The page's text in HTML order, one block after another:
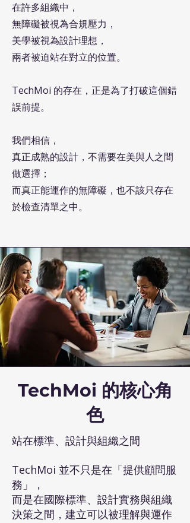
在許多組織中，
無障礙被視為合規壓力，
美學被視為設計理想，
兩者被迫站在對立的位置。
TechMoi 的存在，正是為了打破這個錯
誤前提。
我們相信，
真正成熟的設計，不需要在美與人之間
做選擇；
而真正能運作的無障礙，也不該只存在
於檢查清單之中。
TechMoi 的核心角
色
站在標準、設計與組織之間
TechMoi 並不只是在「提供顧問服
務」，
而是在國際標準、設計實務與組織
決策之間，建立可以被理解與運作